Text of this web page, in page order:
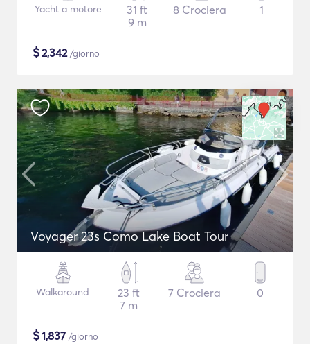
Yacht a motore
31 ft
9 m
8 Crociera 1
$2,342/giorno
Voyager 23s Como Lake Boat Tour
Walkaround
23 ft
7 m
7 Crociera 0
$1,837 /giorno